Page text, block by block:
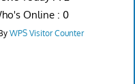
Online : 0
WPS Visitor Counter